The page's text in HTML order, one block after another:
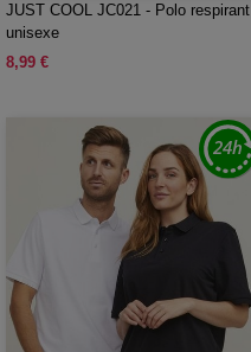
JUST COOL JC021 - Polo respirant
unisexe
8,99 €